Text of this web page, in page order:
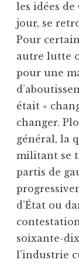
les idées
jour, se
Pour
autre lutte
pour une
était «
changer.
général, la
militant se
partis de
d’État ou
soixante-
l’industrie